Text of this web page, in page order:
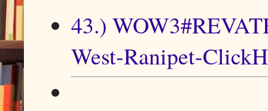
43.)
West-Ranipet-